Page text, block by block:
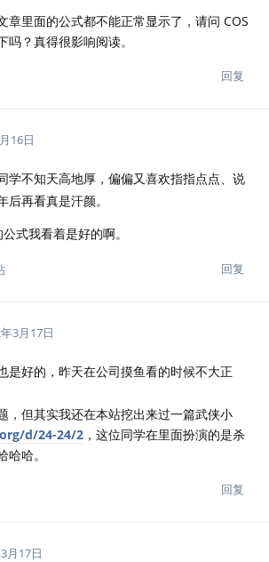
章里面的公式都不能正常显示了，请问 COS
？真得很影响阅读。
回复
16日
学不知天高地厚，偏偏又喜欢指指点点、说
再看真是汗颜。
式我看着是好的啊。
回复
3月17日
是好的，昨天在公司摸鱼看的时候不大正
，但其实我还在本站挖出来过一篇武侠小
d/24-24/2 ，这位同学在里面扮演的是杀
哈。
回复
月17日